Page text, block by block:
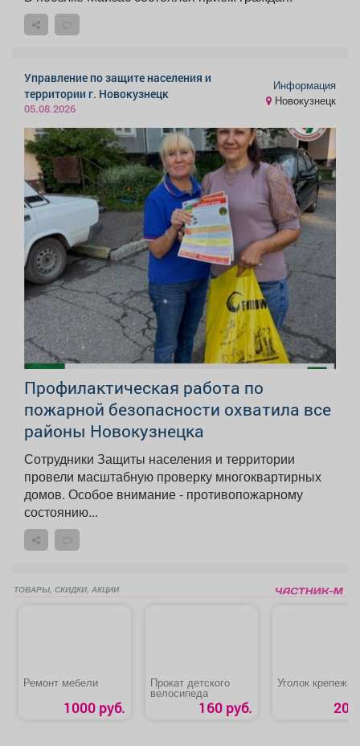
Управление по защите населения и
территории г. Новокузнецк
05.08.2026
Информация
Новокузнецк
Профилактическая работа по
пожарной безопасности охватила все
районы Новокузнецка
Сотрудники Защиты населения и территории
провели масштабную проверку многоквартирных
домов. Особое внимание - противопожарному
состоянию...
ТОВАРЫ, СКИДКИ, АКЦИИ
Ремонт мебели
1000 руб.
Прокат детского
велосипеда
160 руб.
Уголок
20